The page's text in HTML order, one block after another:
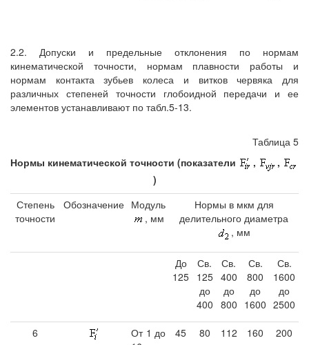
2.2. Допуски и предельные отклонения по нормам
кинематической точности, нормам плавности работы и
нормам контакта зубьев колеса и витков червяка для
различных степеней точности глобоидной передачи и ее
элементов устанавливают по табл.5-13.
Таблица 5
Нормы кинематической точности (показатели
,
,
)
Степень
точности
Обозначение Модуль
, мм
Нормы в мкм для
делительного диаметра
, мм
До
125
Св.
125
до
400
Св.
400
до
800
Св.
800
до
1600
Св.
1600
до
2500
6
От 1 до
45 80 112 160 200